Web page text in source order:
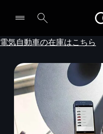
電気自動車の在庫はこちら